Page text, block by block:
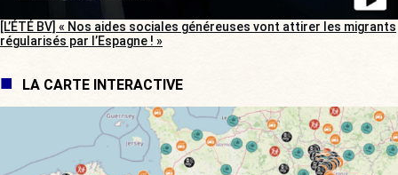
[L’ÉTÉ BV] « Nos aides sociales généreuses vont attirer les migrants
régularisés par l’Espagne ! »
LA CARTE INTERACTIVE